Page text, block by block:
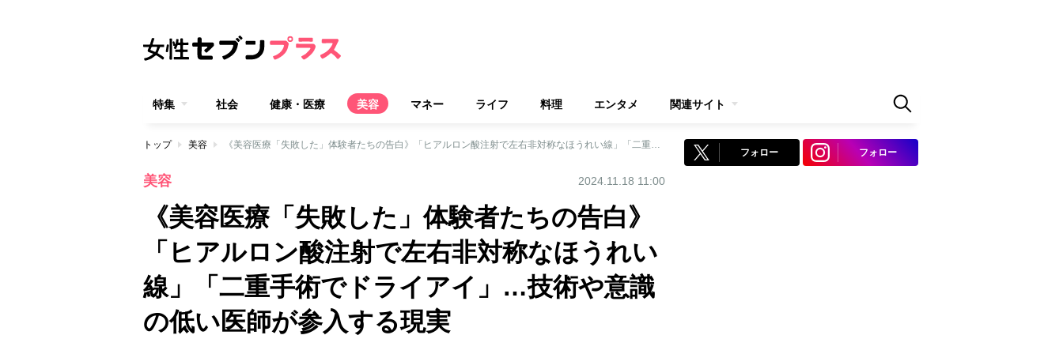
特集 社会 健康・医療 美容 マネー ライフ 料理 エンタメ 関連サイト
トップ 美容 《美容医療「失敗した」体験者たちの告白》「ヒアルロン酸注射で左右非対称なほうれい線」「二重手術でドライアイ」…技術や意識の低い医師が参入する現実
美容 2024.11.18 11:00
《美容医療「失敗した」体験者たちの告白》
「ヒアルロン酸注射で左右非対称なほうれい
線」「二重手術でドライアイ」…技術や意識
の低い医師が参入する現実
フォロー フォロー